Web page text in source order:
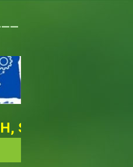
NURUL FAIZAH